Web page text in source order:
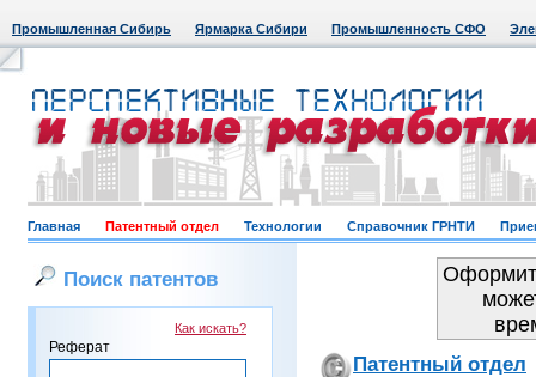
Промышленная Сибирь Ярмарка Сибири Промышленность СФО
Главная Патентный отдел Технологии Справочник ГРНТИ
Поиск патентов
Как искать?
Реферат
Патентный отдел